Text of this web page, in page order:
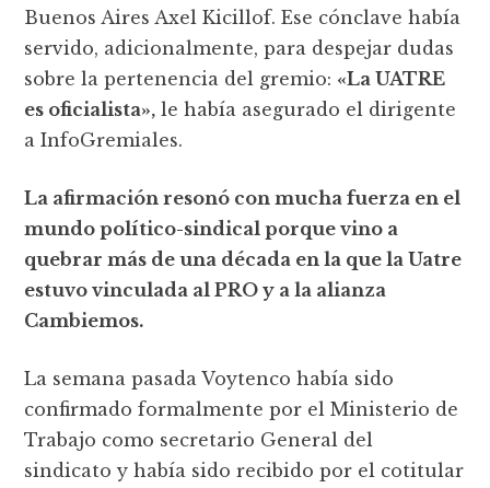
Buenos Aires Axel Kicillof. Ese cónclave había
servido, adicionalmente, para despejar dudas
sobre la pertenencia del gremio: «La UATRE
es oficialista», le había asegurado el dirigente
a InfoGremiales.
La afirmación resonó con mucha fuerza en el
mundo político-sindical porque vino a
quebrar más de una década en la que la Uatre
estuvo vinculada al PRO y a la alianza
Cambiemos.
La semana pasada Voytenco había sido
confirmado formalmente por el Ministerio de
Trabajo como secretario General del
sindicato y había sido recibido por el cotitular